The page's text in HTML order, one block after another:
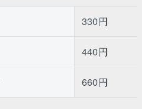
330円
440円
660円